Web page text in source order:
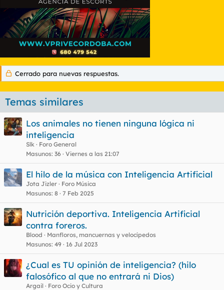
Cerrado para nuevas respuestas.
Temas similares
Los animales no tienen ninguna lógica ni
inteligencia
Slk
Foro General
Masunos 36 Viernes a las 21:07
El hilo de la música con Inteligencia Artificial
Jota Jizler
Foro Música
Masunos 8 7 Feb 2025
Nutrición deportiva. Inteligencia Artificial
contra foreros.
Blood
Manfloros, mancuernas y velocípedos
Masunos 49 16 Jul 2023
¿Cual es TU opinión de inteligencia? (hilo
falosófico al que no entrará ni Dios)
Argail
Foro Ocio y Cultura